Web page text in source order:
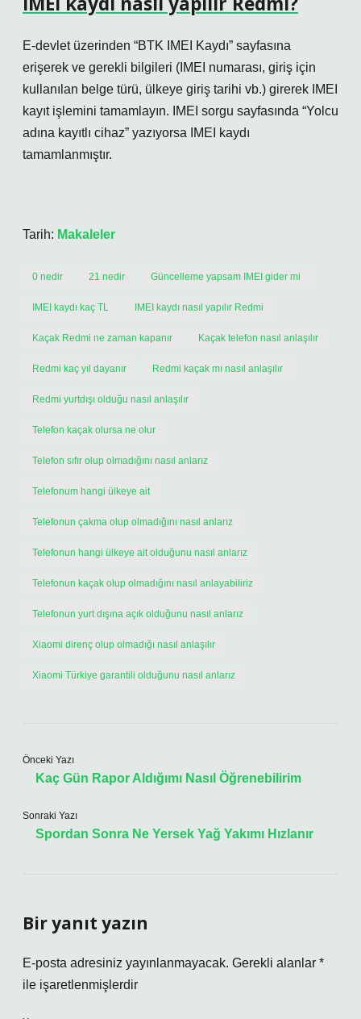
E-devlet üzerinden “BTK IMEI Kaydı” sayfasına
erişerek ve gerekli bilgileri (IMEI numarası, giriş için
kullanılan belge türü, ülkeye giriş tarihi vb.) girerek IMEI
kayıt işlemini tamamlayın. IMEI sorgu sayfasında “Yolcu
adına kayıtlı cihaz” yazıyorsa IMEI kaydı
tamamlanmıştır.
Tarih: Makaleler
0 nedir 21 nedir Güncelleme yapsam IMEI gider mi
IMEI kaydı kaç TL IMEI kaydı nasıl yapılır Redmi
Kaçak Redmi ne zaman kapanır Kaçak telefon nasıl anlaşılır
Redmi kaç yıl dayanır Redmi kaçak mı nasıl anlaşılır
Redmi yurtdışı olduğu nasıl anlaşılır
Telefon kaçak olursa ne olur
Telefon sıfır olup olmadığını nasıl anlarız
Telefonum hangi ülkeye ait
Telefonun çakma olup olmadığını nasıl anlarız
Telefonun hangi ülkeye ait olduğunu nasıl anlarız
Telefonun kaçak olup olmadığını nasıl anlayabiliriz
Telefonun yurt dışına açık olduğunu nasıl anlarız
Xiaomi direnç olup olmadığı nasıl anlaşılır
Xiaomi Türkiye garantili olduğunu nasıl anlarız
Önceki Yazı
Kaç Gün Rapor Aldığımı Nasıl Öğrenebilirim
Sonraki Yazı
Spordan Sonra Ne Yersek Yağ Yakımı Hızlanır
Bir yanıt yazın
E-posta adresiniz yayınlanmayacak. Gerekli alanlar *
ile işaretlenmişlerdir